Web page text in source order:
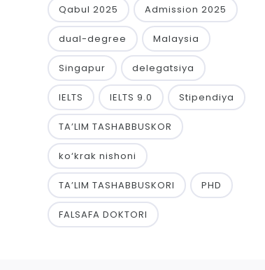
Qabul 2025 Admission 2025
dual-degree Malaysia
Singapur delegatsiya
IELTS IELTS 9.0 Stipendiya
TA’LIM TASHABBUSKOR
ko‘krak nishoni
TA’LIM TASHABBUSKORI PHD
FALSAFA DOKTORI